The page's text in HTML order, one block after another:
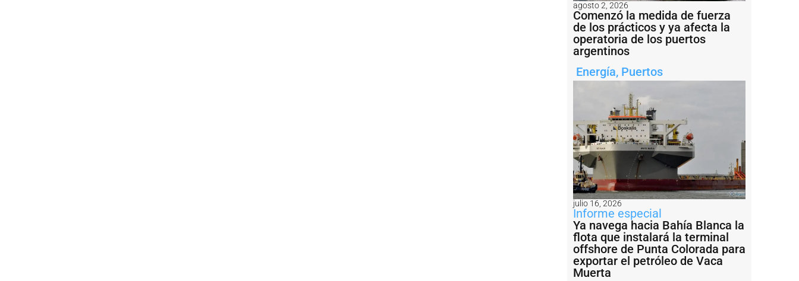
agosto 2, 2026
Comenzó la medida de fuerza
de los prácticos y ya afecta la
operatoria de los puertos
argentinos
Energía, Puertos
julio 16, 2026
Informe especial
Ya navega hacia Bahía Blanca la
flota que instalará la terminal
offshore de Punta Colorada para
exportar el petróleo de Vaca
Muerta